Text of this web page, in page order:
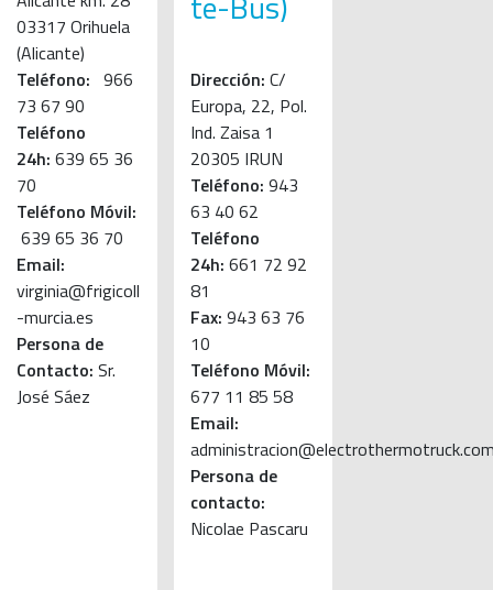
03317 Orihuela
(Alicante)
Teléfono: 966
73 67 90
Teléfono
24h: 639 65 36
70
Teléfono Móvil:
639 65 36 70
Email:
virginia@frigicoll
-murcia.es
Persona de
Contacto: Sr.
José Sáez
Dirección:C/
Europa, 22, Pol.
Ind. Zaisa 1
20305 IRUN
Teléfono: 943
63 40 62
Teléfono
24h:661 72 92
81
Fax:943 63 76
10
Teléfono Móvil:
677 11 85 58
Email:
Persona de
contacto:
Nicolae Pascaru